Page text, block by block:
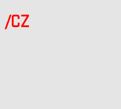
/CZ